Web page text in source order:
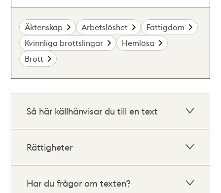
Äktenskap Arbetslöshet
Fattigdom
Kvinnliga brottslingar
Hemlösa
Brott
Så här källhänvisar du till en text
Rättigheter
Har du frågor om texten?